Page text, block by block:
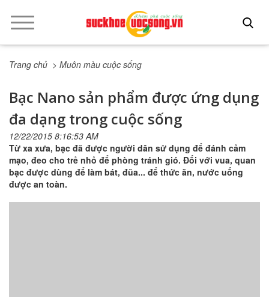
Trang chủ > Muôn màu cuộc sống
Bạc Nano sản phẩm được ứng dụng
đa dạng trong cuộc sống
12/22/2015 8:16:53 AM
Từ xa xưa, bạc đã được người dân sử dụng để đánh cảm
mạo, đeo cho trẻ nhỏ để phòng tránh gió. Đối với vua, quan
bạc được dùng để làm bát, đũa... để thức ăn, nước uống
được an toàn.